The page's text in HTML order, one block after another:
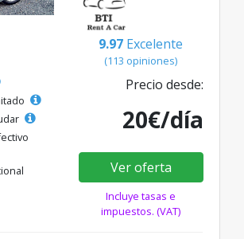
9.97 Excelente
(113 opiniones)
Precio desde:
20€/día
Ver oferta
Incluye tasas e
impuestos. (VAT)